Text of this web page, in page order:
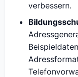
verbessern.